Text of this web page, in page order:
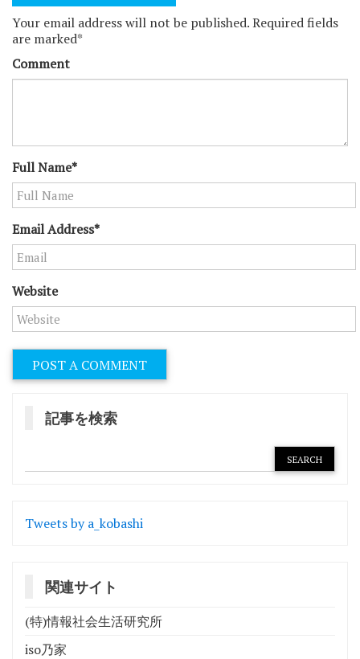
Your email address will not be published. Required fields
are marked*
Comment
Full Name*
Email Address*
Website
記事を検索
Tweets by a_kobashi
関連サイト
(特)情報社会生活研究所
iso乃家